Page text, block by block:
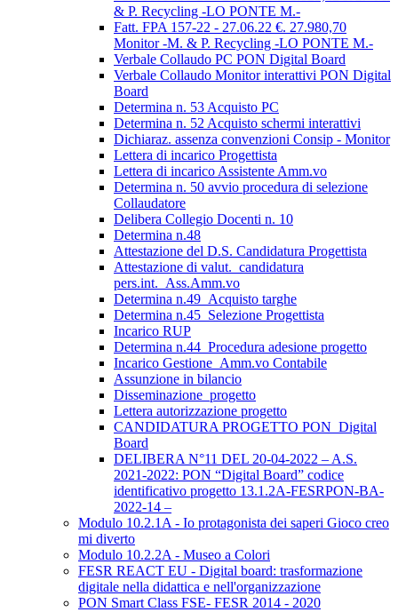
& P. Recycling -LO PONTE M.-
Fatt. FPA 157-22 - 27.06.22 €. 27.980,70
Monitor -M. & P. Recycling -LO PONTE M.-
Verbale Collaudo PC PON Digital Board
Verbale Collaudo Monitor interattivi PON Digital
Board
Determina n. 53 Acquisto PC
Determina n. 52 Acquisto schermi interattivi
Dichiaraz. assenza convenzioni Consip - Monitor
Lettera di incarico Progettista
Lettera di incarico Assistente Amm.vo
Determina n. 50 avvio procedura di selezione
Collaudatore
Delibera Collegio Docenti n. 10
Determina n.48
Attestazione del D.S. Candidatura Progettista
Attestazione di valut._candidatura
pers.int._Ass.Amm.vo
Determina n.49_Acquisto targhe
Determina n.45_Selezione Progettista
Incarico RUP
Determina n.44_Procedura adesione progetto
Incarico Gestione_Amm.vo Contabile
Assunzione in bilancio
Disseminazione_progetto
Lettera autorizzazione progetto
CANDIDATURA PROGETTO PON_Digital
Board
DELIBERA N°11 DEL 20-04-2022 – A.S.
2021-2022: PON “Digital Board” codice
identificativo progetto 13.1.2A-FESRPON-BA-
2022-14 –
Modulo 10.2.1A - Io protagonista dei saperi Gioco creo
mi diverto
Modulo 10.2.2A - Museo a Colori
FESR REACT EU - Digital board: trasformazione
digitale nella didattica e nell'organizzazione
PON Smart Class FSE- FESR 2014 - 2020